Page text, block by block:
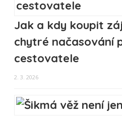
Jak a kdy koupit
chytré načasování
cestovatele
2. 3. 2026